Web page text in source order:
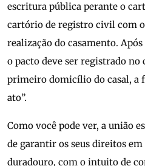
escritura pública perante o
cartório de registro civil com
realização do casamento.
o pacto deve ser registrado
primeiro domicílio do casal, a
ato”.
Como você pode ver, a união
de garantir os seus direitos
duradouro, com o intuito de